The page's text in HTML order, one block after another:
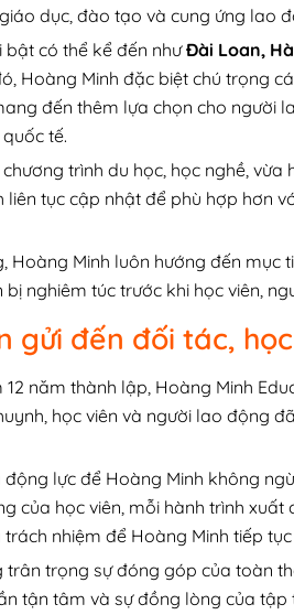
dục, đào tạo và cung ứng lao
bật có thể kể đến nhưĐài Loan,
Hoàng Minh đặc biệt chú trọng
đến thêm lựa chọn cho người
tế.
trình du học, học nghề,
liên tục cập nhật để phù hợp hơn
Hoàng Minh luôn hướng đến mục
bị nghiêm túc trước khi học viên,
gửi đến đối tác,
12 năm thành lập, Hoàng Minh
học viên và người lao động
động lực để Hoàng Minh không
của học viên, mỗi hành trình
nhiệm để Hoàng Minh tiếp
trân trọng sự đóng góp của toàn
tận tâm và sự đồng lòng của